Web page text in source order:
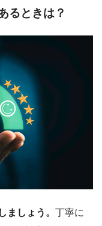
るときは？
ましょう。 丁寧に